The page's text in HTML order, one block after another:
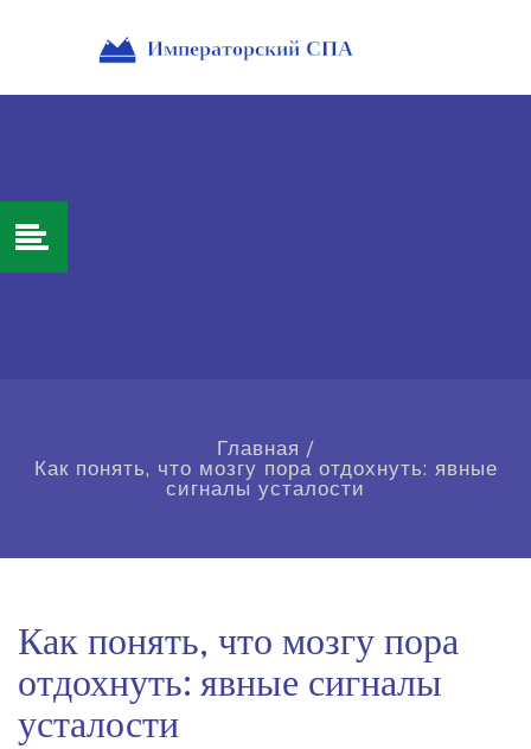
Главная /
Как понять, что мозгу пора отдохнуть: явные
сигналы усталости
Как понять, что мозгу пора
отдохнуть: явные сигналы
усталости